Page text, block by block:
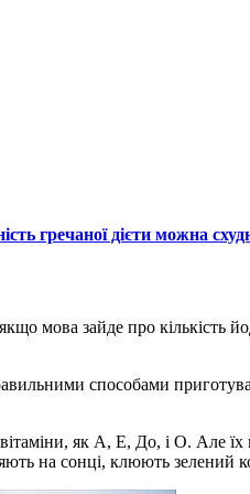
гречаної дієти можна
мова зайде про кількість
способами
як А, Е, До, і О. Але
на сонці, клюють зелений